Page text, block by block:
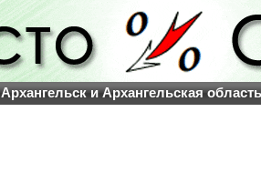
Архангельск и Архангельская область